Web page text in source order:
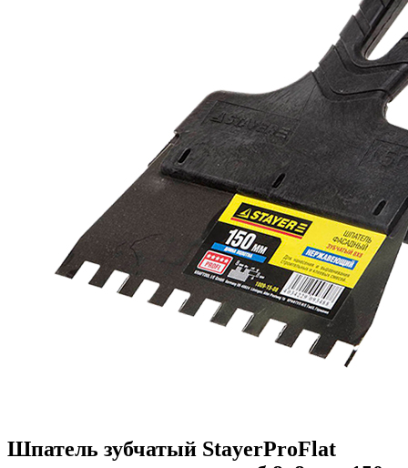
Шпатель зубчатый StayerProFlat